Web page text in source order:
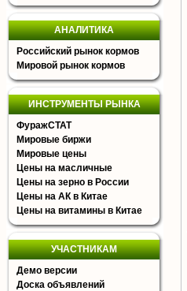
АНАЛИТИКА
Российский рынок кормов
Мировой рынок кормов
ИНСТРУМЕНТЫ РЫНКА
ФуражСТАТ
Мировые биржи
Мировые цены
Цены на масличные
Цены на зерно в России
Цены на АК в Китае
Цены на витамины в Китае
УЧАСТНИКАМ
Демо версии
Доска объявлений